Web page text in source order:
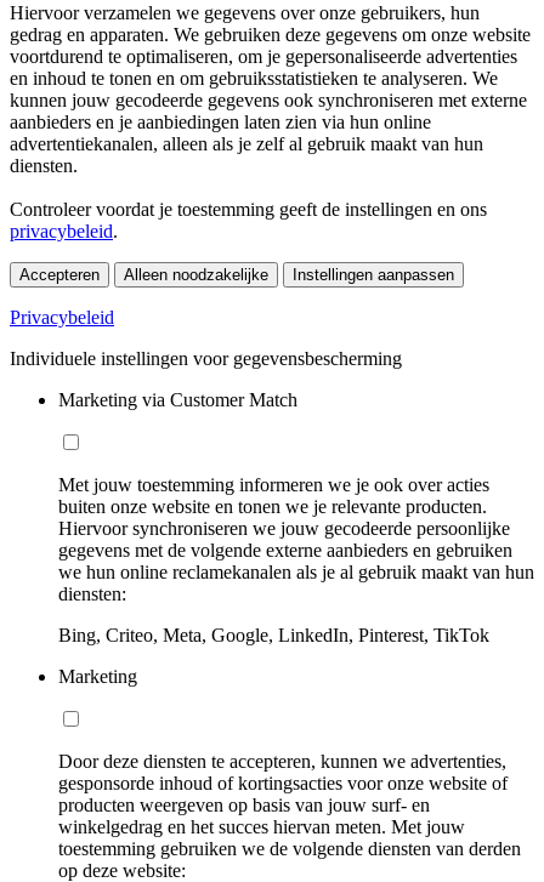
Hiervoor verzamelen we gegevens over onze gebruikers, hun
gedrag en apparaten. We gebruiken deze gegevens om onze website
voortdurend te optimaliseren, om je gepersonaliseerde advertenties
en inhoud te tonen en om gebruiksstatistieken te analyseren. We
kunnen jouw gecodeerde gegevens ook synchroniseren met externe
aanbieders en je aanbiedingen laten zien via hun online
advertentiekanalen, alleen als je zelf al gebruik maakt van hun
diensten.
Controleer voordat je toestemming geeft de instellingen en ons
privacybeleid.
Accepteren Alleen noodzakelijke Instellingen aanpassen
Privacybeleid
Individuele instellingen voor gegevensbescherming
Marketing via Customer Match
Met jouw toestemming informeren we je ook over acties
buiten onze website en tonen we je relevante producten.
Hiervoor synchroniseren we jouw gecodeerde persoonlijke
gegevens met de volgende externe aanbieders en gebruiken
we hun online reclamekanalen als je al gebruik maakt van hun
diensten:
Bing, Criteo, Meta, Google, LinkedIn, Pinterest, TikTok
Marketing
Door deze diensten te accepteren, kunnen we advertenties,
gesponsorde inhoud of kortingsacties voor onze website of
producten weergeven op basis van jouw surf- en
winkelgedrag en het succes hiervan meten. Met jouw
toestemming gebruiken we de volgende diensten van derden
op deze website: